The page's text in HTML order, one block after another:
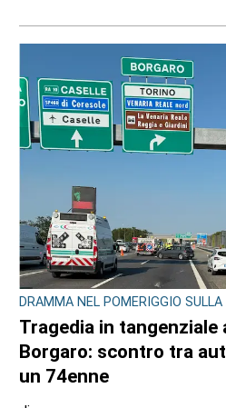
DRAMMA NEL POMERIGGIO
Tragedia in tangenziale
Borgaro: scontro tra
un 74enne